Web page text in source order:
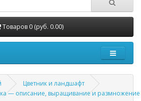
Товаров 0 (руб. 0.00)
Цветник и ландшафт
— описание, выращивание и размножение